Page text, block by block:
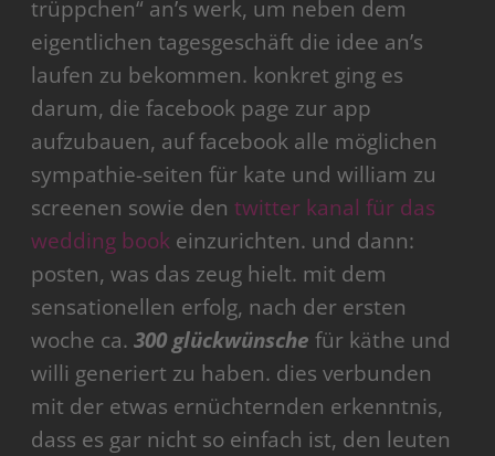
trüppchen“ an’s werk, um neben dem
eigentlichen tagesgeschäft die idee an’s
laufen zu bekommen. konkret ging es
darum, die facebook page zur app
aufzubauen, auf facebook alle möglichen
sympathie-seiten für kate und william zu
screenen sowie dentwitter kanal für das
wedding book einzurichten. und dann:
posten, was das zeug hielt. mit dem
sensationellen erfolg, nach der ersten
woche ca. 300 glückwünsche für käthe und
willi generiert zu haben. dies verbunden
mit der etwas ernüchternden erkenntnis,
dass es gar nicht so einfach ist, den leuten